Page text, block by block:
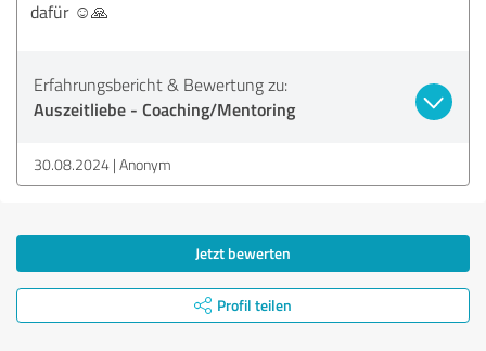
dafür ☺️🙏
Erfahrungsbericht & Bewertung zu:
Auszeitliebe - Coaching/Mentoring
30.08.2024 Anonym
Jetzt bewerten
Profil teilen